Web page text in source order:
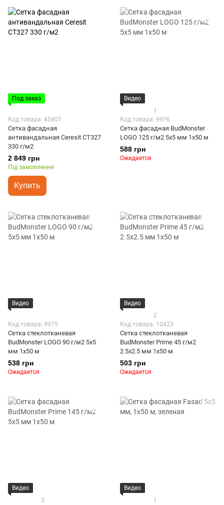
Под заказ
Код товара: 45807
Сетка фасадная
антивандальная Ceresit СТ327
330 г/м2
2 849 грн
Під замовлення
Купить
Видео
1
Код товара: 9976
Сетка фасадная BudMonster
LOGO 125 г/м2 5x5 мм 1x50 м
588 грн
Ожидается
Видео
Код товара: 9975
Сетка стеклотканевая
BudMonster LOGO 90 г/м2 5x5
мм 1x50 м
538 грн
Ожидается
Видео
2
Код товара: 10423
Сетка стеклотканевая
BudMonster Prime 45 г/м2
2.5x2.5 мм 1x50 м
503 грн
Ожидается
Видео
2
Видео
1